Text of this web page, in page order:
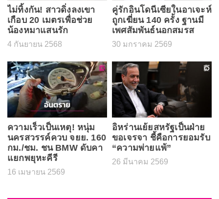
ไม่ทิ้งกัน! สาวดิ่งลงเขา
เกือบ 20 เมตรเพื่อช่วย
น้องหมาแสนรัก
4 กันยายน 2568
คู่รักอินโดนีเซียในอาเจะห์
ถูกเฆี่ยน 140 ครั้ง ฐานมี
เพศสัมพันธ์นอกสมรส
30 มกราคม 2569
ความเร็วเป็นเหตุ! หนุ่ม
นครสวรรค์ควบ จยย. 160
กม./ชม. ชน BMW ดับคา
แยกพยุหะคีรี
16 เมษายน 2569
อิหร่านเย้ยสหรัฐเป็นฝ่าย
ขอเจรจา ชี้คือการยอมรับ
“ความพ่ายแพ้”
26 มีนาคม 2569